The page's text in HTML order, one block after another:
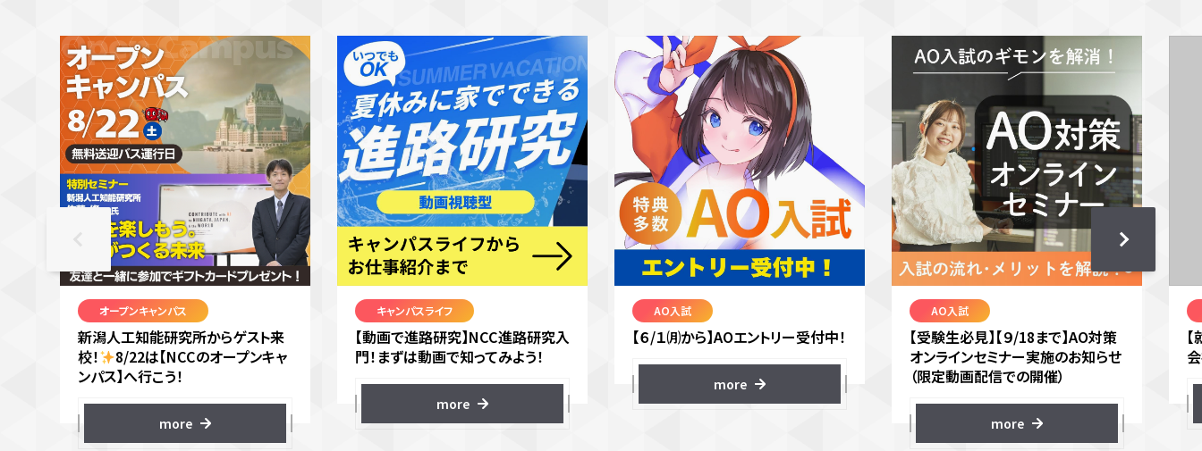
オープンキャンパス
新潟人工知能研究所からゲスト来
校！
8/22は【NCCのオープンキャ
ンパス】へ行こう！
more
キャンパスライフ
【動画で進路研究】NCC進路研究入
門！まずは動画で知ってみよう！
more
AO入試
【６/１㈪から】AOエントリー受付中！
more
AO入試
【受験生必見】【９/18まで】AO対策
オンラインセミナー実施のお知らせ
（限定動画配信での開催）
more